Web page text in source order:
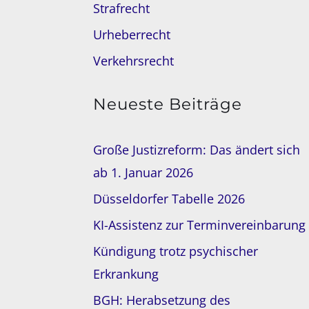
Strafrecht
Urheberrecht
Verkehrsrecht
Neueste Beiträge
Große Justizreform: Das ändert sich
ab 1. Januar 2026
Düsseldorfer Tabelle 2026
KI-Assistenz zur Terminvereinbarung
Kündigung trotz psychischer
Erkrankung
BGH: Herabsetzung des